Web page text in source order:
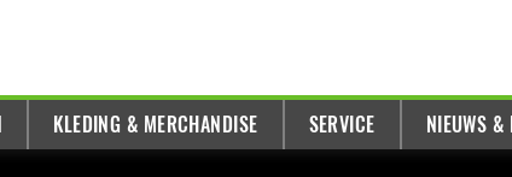
KLEDING & MERCHANDISE SERVICE NIEUWS &